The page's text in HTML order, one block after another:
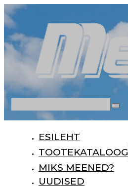
ESILEHT
TOOTEKATALOOG
MIKS MEENED?
UUDISED